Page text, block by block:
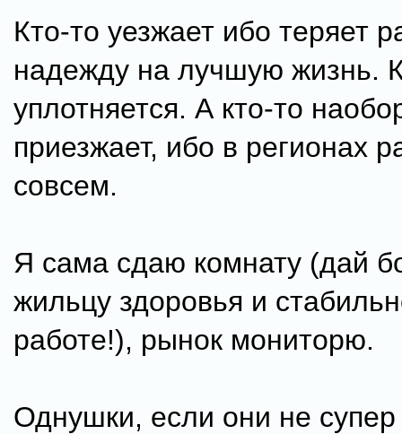
Кто-то уезжает ибо теряет
надежду на лучшую жизнь.
уплотняется. А кто-то
приезжает, ибо в регионах
совсем.
Я сама сдаю комнату (дай
жильцу здоровья и
работе!), рынок мониторю.
Однушки, если они не